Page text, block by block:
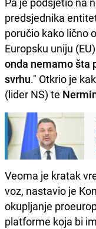
predsjednika
poručio kako lično
Europsku uniju
onda nemamo šta
svrhu." Otkrio je
(lider NS) te
Veoma je kratak
voz, nastavio je
okupljanje
platforme koja bi